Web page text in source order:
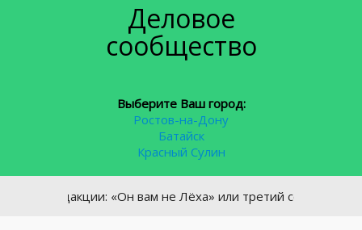
Деловое
сообщество
Выберите Ваш город:
Ростов-на-Дону
Батайск
Красный Сулин
редакции: «Он вам не Лёха» или третий сон Алексея